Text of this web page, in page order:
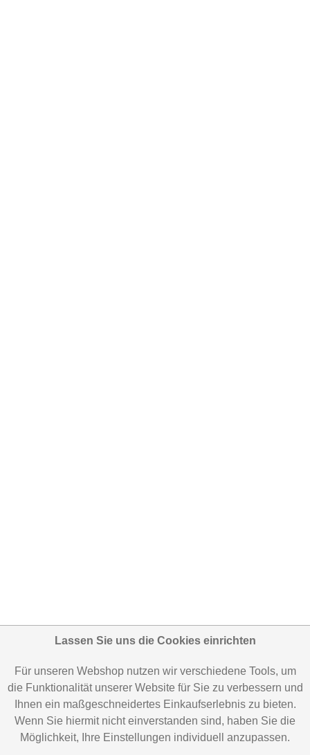
Lassen Sie uns die Cookies einrichten
Für unseren Webshop nutzen wir verschiedene Tools, um
die Funktionalität unserer Website für Sie zu verbessern und
Ihnen ein maßgeschneidertes Einkaufserlebnis zu bieten.
Wenn Sie hiermit nicht einverstanden sind, haben Sie die
Möglichkeit, Ihre Einstellungen individuell anzupassen.